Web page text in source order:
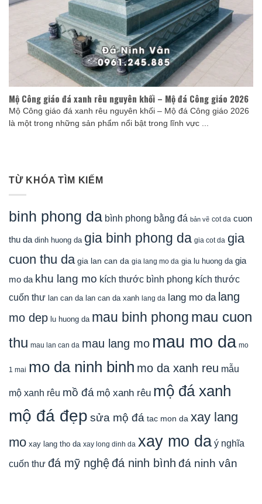
Mộ Công giáo đá xanh rêu nguyên khối – Mộ đá Công giáo 2026
Mộ Công giáo đá xanh rêu nguyên khối – Mộ đá Công giáo 2026
là một trong những sản phẩm nổi bật trong lĩnh vực ...
TỪ KHÓA TÌM KIẾM
binh phong da bình phong bằng đá bản vẽ cot da cuon
thu da dinh huong da gia binh phong da gia cot da gia
cuon thu da gia lan can da gia lang mo da gia lu huong da gia
mo da khu lang mo kích thước bình phong kích thước
cuốn thư lan can da lan can da xanh lang da lang mo da lang
mo dep lu huong da mau binh phong mau cuon
thu mau lan can da mau lang mo mau mo da mo
1 mai mo da ninh binh mo da xanh reu mẫu
mộ xanh rêu mồ đá mộ xanh rêu mộ đá xanh
mộ đá đẹp sửa mộ đá tac mon da xay lang
mo xay lang tho da xay long dinh da xay mo da ý nghĩa
cuốn thư đá mỹ nghệđá ninh bình đá ninh vân